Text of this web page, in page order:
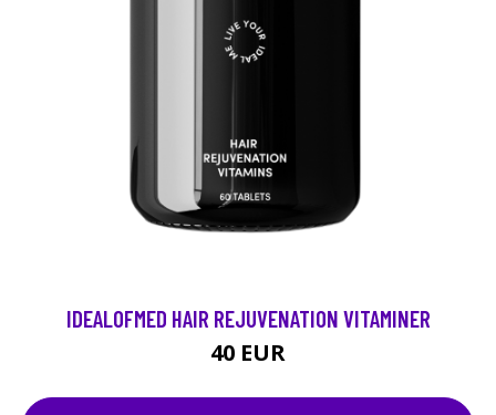
IDEALOFMED HAIR REJUVENATION VITAMINER
40 EUR